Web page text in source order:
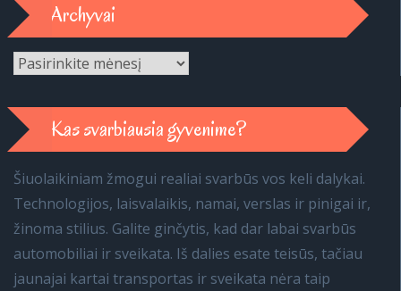
Archyvai
Archyvai
Kas svarbiausia gyvenime?
Šiuolaikiniam žmogui realiai svarbūs vos keli dalykai.
Technologijos, laisvalaikis, namai, verslas ir pinigai ir,
žinoma stilius. Galite ginčytis, kad dar labai svarbūs
automobiliai ir sveikata. Iš dalies esate teisūs, tačiau
jaunajai kartai transportas ir sveikata nėra taip